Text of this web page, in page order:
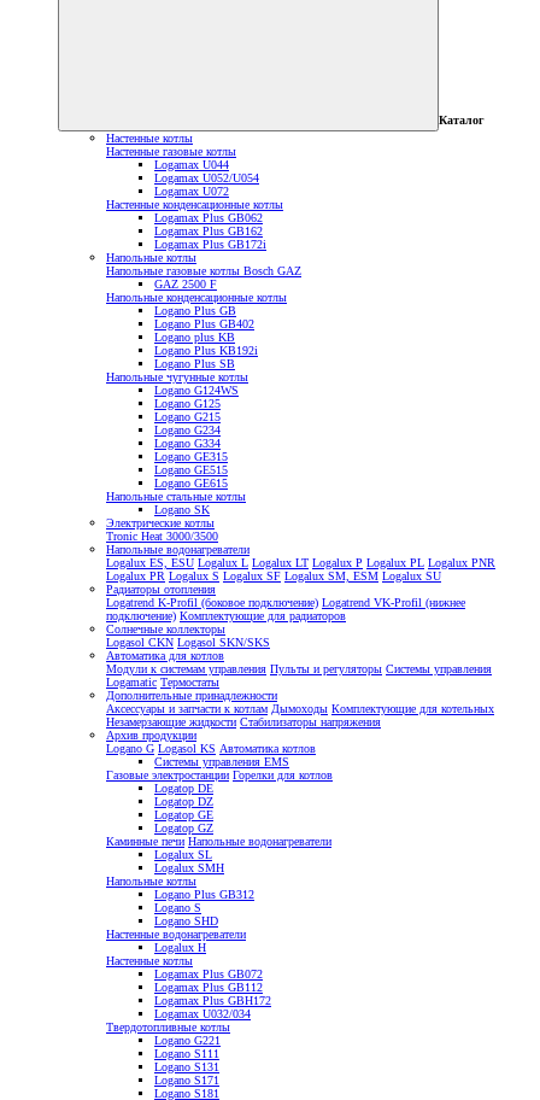
Каталог
Настенные котлы
Настенные газовые котлы
Logamax U044
Logamax U052/U054
Logamax U072
Настенные конденсационные котлы
Logamax Plus GB062
Logamax Plus GB162
Logamax Plus GB172i
Напольные котлы
Напольные газовые котлы Bosch GAZ
GAZ 2500 F
Напольные конденсационные котлы
Logano Plus GB
Logano Plus GB402
Logano plus KB
Logano Plus KB192i
Logano Plus SB
Напольные чугунные котлы
Logano G124WS
Logano G125
Logano G215
Logano G234
Logano G334
Logano GE315
Logano GE515
Logano GE615
Напольные стальные котлы
Logano SK
Электрические котлы
Tronic Heat 3000/3500
Напольные водонагреватели
Logalux ES, ESU Logalux L Logalux LT Logalux P Logalux PL Logalux PNR
Logalux PR Logalux S Logalux SF Logalux SM, ESM Logalux SU
Радиаторы отопления
Logatrend K-Profil (боковое подключение) Logatrend VK-Profil (нижнее
подключение) Комплектующие для радиаторов
Солнечные коллекторы
Logasol CKN Logasol SKN/SKS
Автоматика для котлов
Модули к системам управления Пульты и регуляторы Системы управления
Logamatic Термостаты
Дополнительные принадлежности
Аксессуары и запчасти к котлам Дымоходы Комплектующие для котельных
Незамерзающие жидкости Стабилизаторы напряжения
Архив продукции
Logano G Logasol KS Автоматика котлов
Системы управления EMS
Газовые электростанции Горелки для котлов
Logatop DE
Logatop DZ
Logatop GE
Logatop GZ
Каминные печи Напольные водонагреватели
Logalux SL
Logalux SMH
Напольные котлы
Logano Plus GB312
Logano S
Logano SHD
Настенные водонагреватели
Logalux H
Настенные котлы
Logamax Plus GB072
Logamax Plus GB112
Logamax Plus GBH172
Logamax U032/034
Твердотопливные котлы
Logano G221
Logano S111
Logano S131
Logano S171
Logano S181